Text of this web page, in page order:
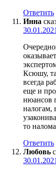
Ответить
Инна
Ксюшу,
всегда
еще и
нюансов
налогам,
то
Ответить
Любовь